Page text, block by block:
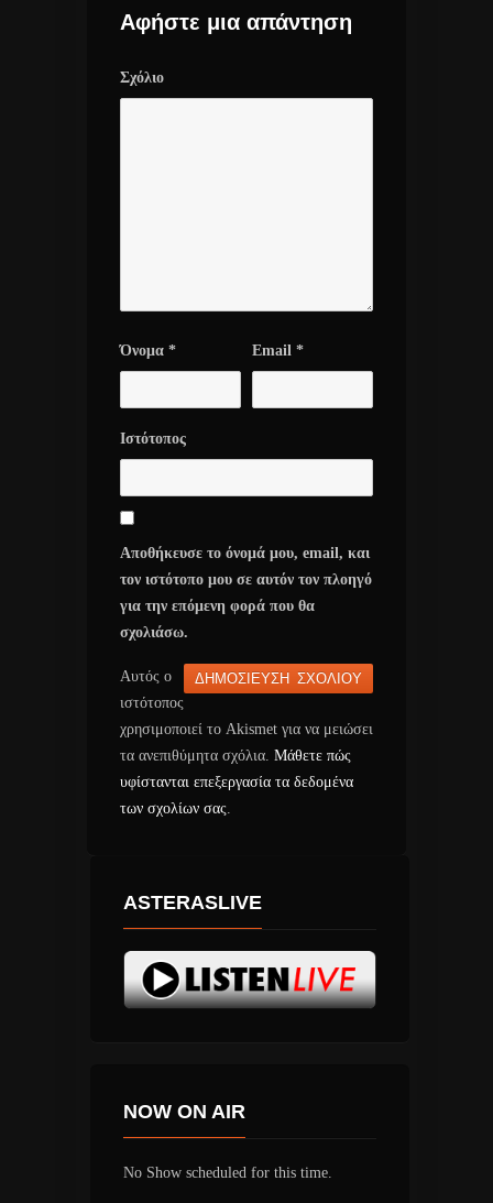
Αφήστε μια απάντηση
Σχόλιο
Όνομα * Email *
Ιστότοπος
Αποθήκευσε το όνομά μου, email, και
τον ιστότοπο μου σε αυτόν τον πλοηγό
για την επόμενη φορά που θα
σχολιάσω.
Αυτός ο
ιστότοπος
χρησιμοποιεί το Akismet για να μειώσει
τα ανεπιθύμητα σχόλια. Μάθετε πώς
υφίστανται επεξεργασία τα δεδομένα
των σχολίων σας
ASTERASLIVE
NOW ON AIR
No Show scheduled for this time.